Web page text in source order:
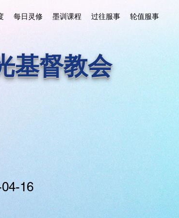
每日灵修 墨训课程 过往服事 轮值服事
基督教会
16